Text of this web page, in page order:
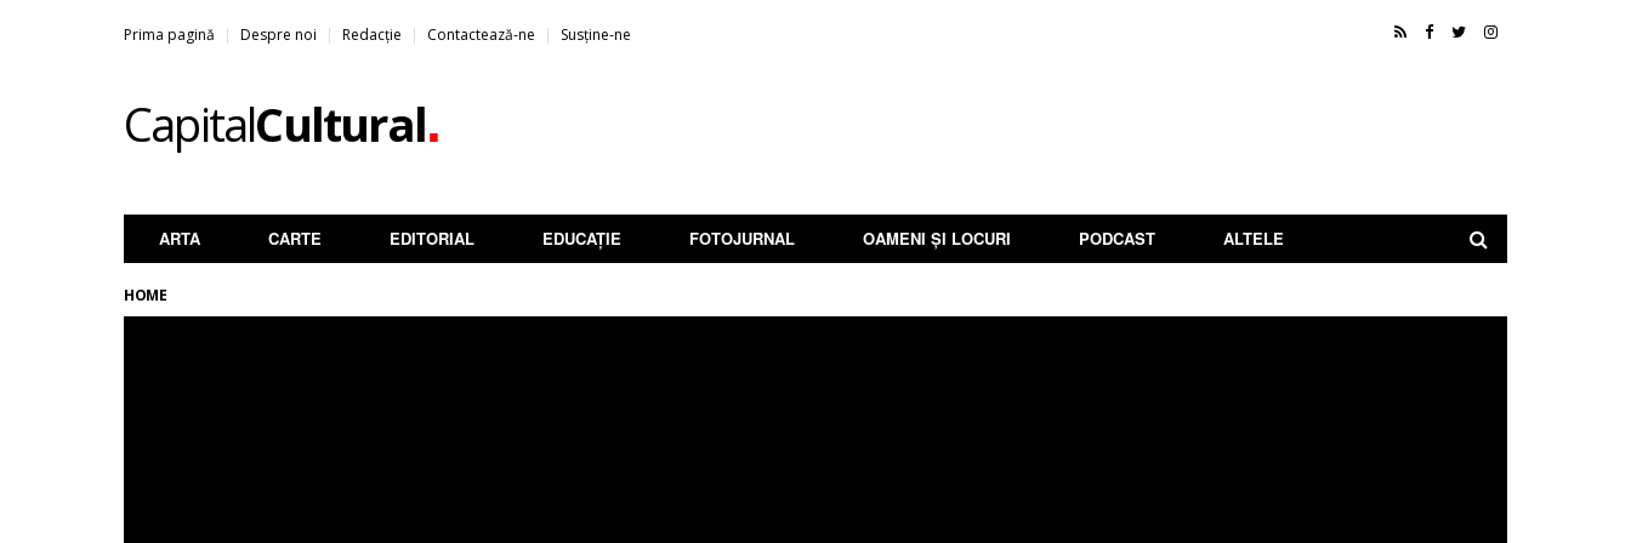
Prima pagină Despre noi Redacție Contactează-ne Susține-ne
CapitalCultural.
ARTA CARTE EDITORIAL EDUCAȚIE FOTOJURNAL OAMENI ȘI LOCURI PODCAST ALTELE
HOME